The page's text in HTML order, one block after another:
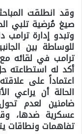
وقد انطلقت
صيغ مُرضية تلبي
وتبدو إدارة
للوساطة بين
أكد له استطاعته
اعتماداً على
الحالة أن يراعي
ضامنين لعدم
عسكرية ضدها،
تفاهمات ونطاقات